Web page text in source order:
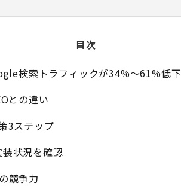
目次
検索トラフィックが34%～61%低下
との違い
3ステップ
状況を確認
競争力